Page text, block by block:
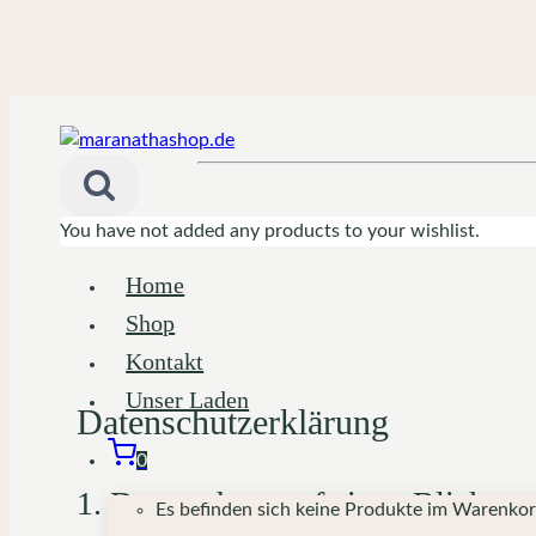
You have not added any products to your wishlist.
Home
Shop
Kontakt
Unser Laden
0
Es befinden sich keine Produkte im
Datenschutz­erklärung
1. Datenschutz auf einen Blick